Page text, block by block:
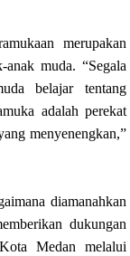
merupakan
muda. “Segala
belajar tentang
adalah perekat
menyenengkan,”
diamanahkan
dukungan
Medan melalui